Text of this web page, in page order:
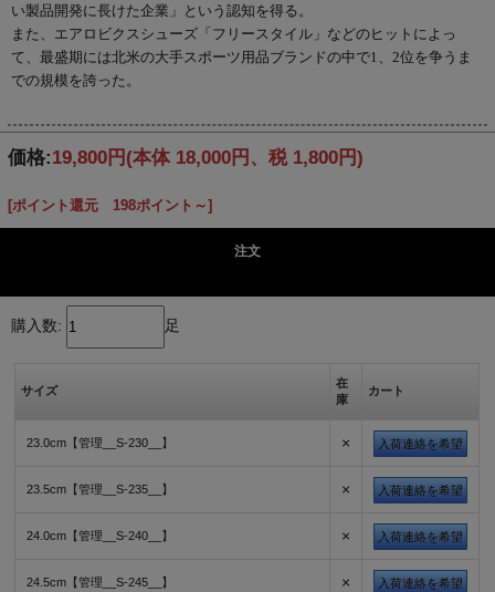
い製品開発に長けた企業」という認知を得る。
また、エアロビクスシューズ「フリースタイル」などのヒットによっ
て、最盛期には北米の大手スポーツ用品ブランドの中で1、2位を争うま
での規模を誇った。
価格:19,800円 (本体 18,000円、税 1,800円)
[ポイント還元 198ポイント～]
注文
購入数: 足
サイズ
在
庫
カート
23.0cm【管理__S-230__】 × 入荷連絡を希望
23.5cm【管理__S-235__】 × 入荷連絡を希望
24.0cm【管理__S-240__】 × 入荷連絡を希望
24.5cm【管理__S-245__】 × 入荷連絡を希望